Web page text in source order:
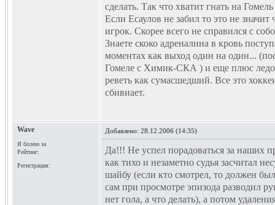
сделать. Так что хватит гнать на
Если Есаулов не забил то это не значит
игрок. Скорее всего не справился с
Знаете скоко адреналина в кровь
моментах как выход один на один...
Гомеле с Химик-СКА ) и еще плюс
реветь как сумасшедший. Все это
сбивиает.
Wave
Я болею за
Рейтинг:
Регистрация:
Добавлено: 28.12.2006 (14:35)
Да!!! Не успел порадоваться за наших
как тихо и незаметно судья засчитал
шайбу (если кто смотрел, то должен
сам при просмотре эпизода разводил
нет гола, а что делать), а потом